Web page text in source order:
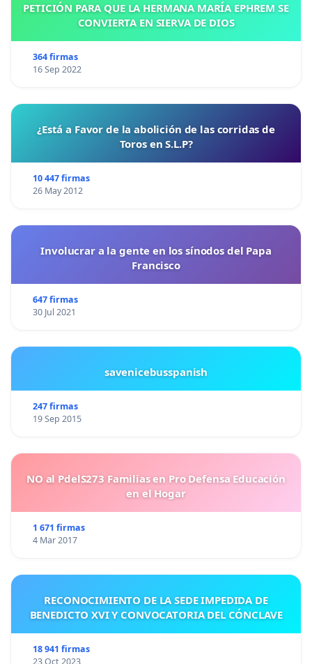
PETICIÓN PARA QUE LA HERMANA MARÍA EPHREM SE
CONVIERTA EN SIERVA DE DIOS
364 firmas
16 Sep 2022
¿Está a Favor de la abolición de las corridas de
Toros en S.L.P?
10 447 firmas
26 May 2012
Involucrar a la gente en los sínodos del Papa
Francisco
647 firmas
30 Jul 2021
savenicebusspanish
247 firmas
19 Sep 2015
NO al PdelS273 Familias en Pro Defensa Educación
en el Hogar
1 671 firmas
4 Mar 2017
RECONOCIMIENTO DE LA SEDE IMPEDIDA DE
BENEDICTO XVI Y CONVOCATORIA DEL CÓNCLAVE
18 941 firmas